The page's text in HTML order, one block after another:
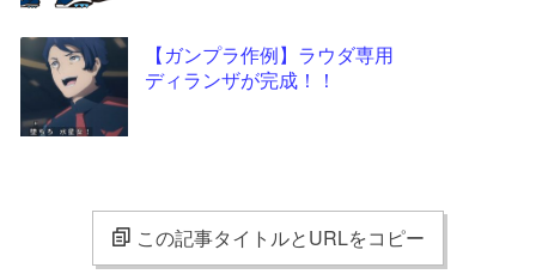
【ガンプラ作例】ラウダ専用
ディランザが完成！！
この記事タイトルとURLをコピー